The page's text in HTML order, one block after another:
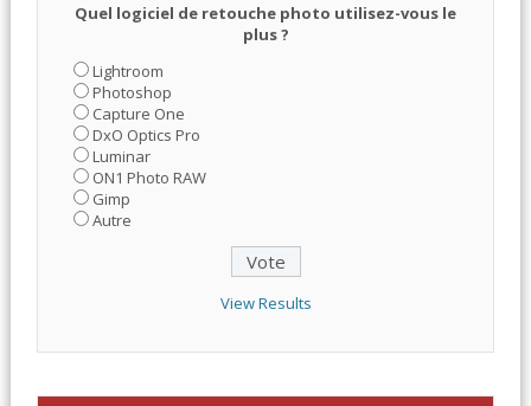
Quel logiciel de retouche photo utilisez-vous le
plus ?
Lightroom
Photoshop
Capture One
DxO Optics Pro
Luminar
ON1 Photo RAW
Gimp
Autre
View Results